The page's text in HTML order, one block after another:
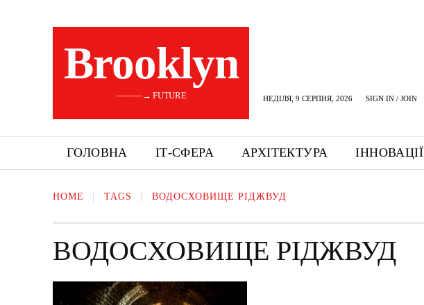
Brooklyn
———→ FUTURE НЕДІЛЯ, 9 СЕРПНЯ, 2026 SIGN IN / JOIN
ГОЛОВНА ІТ-СФЕРА АРХІТЕКТУРА ІННОВАЦІЇ
HOME TAGS ВОДОСХОВИЩЕ РІДЖВУД
ВОДОСХОВИЩЕ РІДЖВУД